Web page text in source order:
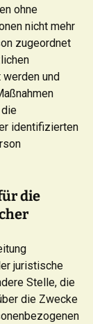
ohne
nicht mehr
zugeordnet
und
identifizierten
die
juristische
Stelle, die
die Zwecke